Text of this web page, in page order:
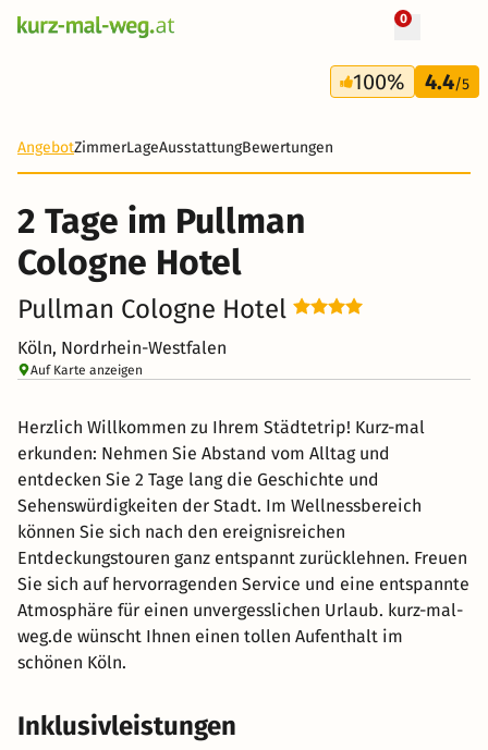
0
2 Tage
50 €
100% 4.4/5
AngebotZimmerLageAusstattungBewertungen
2 Tage im Pullman
Cologne Hotel
Pullman Cologne Hotel
Köln, Nordrhein-Westfalen
Auf Karte anzeigen
Herzlich Willkommen zu Ihrem Städtetrip! Kurz-mal
erkunden: Nehmen Sie Abstand vom Alltag und
entdecken Sie 2 Tage lang die Geschichte und
Sehenswürdigkeiten der Stadt. Im Wellnessbereich
können Sie sich nach den ereignisreichen
Entdeckungstouren ganz entspannt zurücklehnen. Freuen
Sie sich auf hervorragenden Service und eine entspannte
Atmosphäre für einen unvergesslichen Urlaub. kurz-mal-
weg.de wünscht Ihnen einen tollen Aufenthalt im
schönen Köln.
Inklusivleistungen